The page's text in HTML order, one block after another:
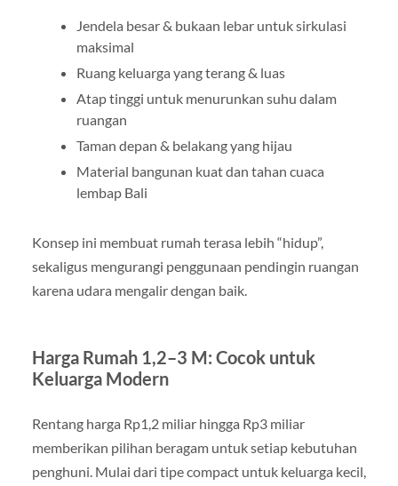
Jendela besar & bukaan lebar untuk sirkulasi
maksimal
Ruang keluarga yang terang & luas
Atap tinggi untuk menurunkan suhu dalam
ruangan
Taman depan & belakang yang hijau
Material bangunan kuat dan tahan cuaca
lembap Bali
Konsep ini membuat rumah terasa lebih “hidup”,
sekaligus mengurangi penggunaan pendingin ruangan
karena udara mengalir dengan baik.
Harga Rumah 1,2–3 M: Cocok untuk
Keluarga Modern
Rentang harga Rp1,2 miliar hingga Rp3 miliar
memberikan pilihan beragam untuk setiap kebutuhan
penghuni. Mulai dari tipe compact untuk keluarga kecil,